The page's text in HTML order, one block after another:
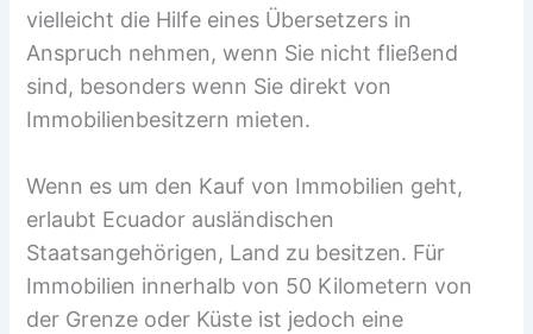
vielleicht die Hilfe eines Übersetzers in
Anspruch nehmen, wenn Sie nicht fließend
sind, besonders wenn Sie direkt von
Immobilienbesitzern mieten.
Wenn es um den Kauf von Immobilien geht,
erlaubt Ecuador ausländischen
Staatsangehörigen, Land zu besitzen. Für
Immobilien innerhalb von 50 Kilometern von
der Grenze oder Küste ist jedoch eine